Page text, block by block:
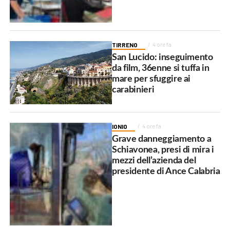
TIRRENO 4 ore fa
San Lucido: inseguimento
da film, 36enne si tuffa in
mare per sfuggire ai
carabinieri
IONIO 4 ore fa
Grave danneggiamento a
Schiavonea, presi di mira i
mezzi dell’azienda del
presidente di Ance Calabria